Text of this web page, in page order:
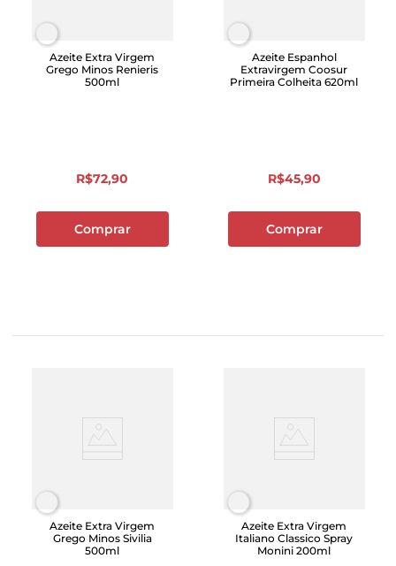
Azeite Extra Virgem
Grego Minos Renieris
500ml
R$72,90
Comprar
Azeite Espanhol
Extravirgem Coosur
Primeira Colheita 620ml
R$45,90
Comprar
Azeite Extra Virgem
Grego Minos Sivilia
500ml
Azeite Extra Virgem
Italiano Classico Spray
Monini 200ml